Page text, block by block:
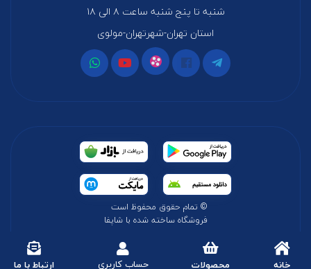
خانه محصولات حساب کاربری ارتباط با ما
شنبه تا پنج شنبه ساعت ۸ الی ۱۸
استان تهران-شهرتهران-مولوی
© تمام حقوق محفوظ است
فروشگاه ساخته شده با شاپفا